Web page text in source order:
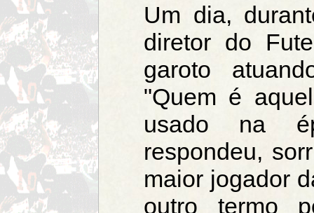
Um dia,
diretor do
garoto
"Quem é
usado na
respondeu,
maior jogador
outro termo